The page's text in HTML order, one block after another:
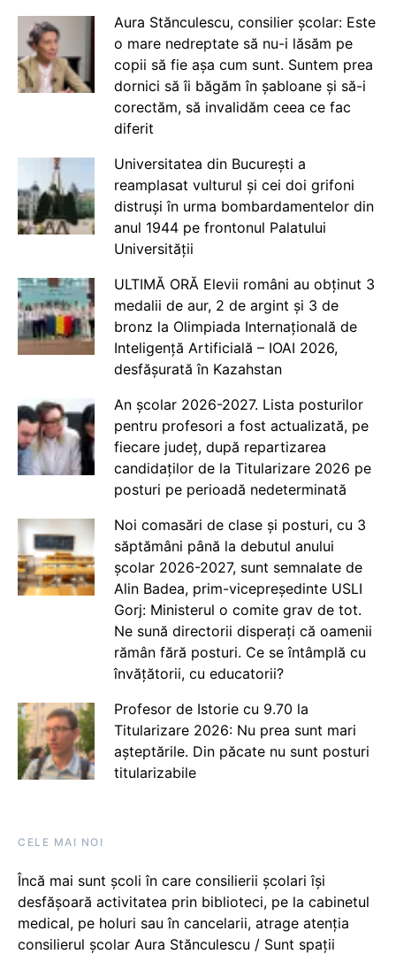
Aura Stănculescu, consilier școlar: Este
o mare nedreptate să nu-i lăsăm pe
copii să fie așa cum sunt. Suntem prea
dornici să îi băgăm în șabloane și să-i
corectăm, să invalidăm ceea ce fac
diferit
Universitatea din București a
reamplasat vulturul și cei doi grifoni
distruși în urma bombardamentelor din
anul 1944 pe frontonul Palatului
Universității
ULTIMĂ ORĂ Elevii români au obținut 3
medalii de aur, 2 de argint și 3 de
bronz la Olimpiada Internațională de
Inteligență Artificială – IOAI 2026,
desfășurată în Kazahstan
An școlar 2026-2027. Lista posturilor
pentru profesori a fost actualizată, pe
fiecare județ, după repartizarea
candidaților de la Titularizare 2026 pe
posturi pe perioadă nedeterminată
Noi comasări de clase și posturi, cu 3
săptămâni până la debutul anului
școlar 2026-2027, sunt semnalate de
Alin Badea, prim-vicepreședinte USLI
Gorj: Ministerul o comite grav de tot.
Ne sună directorii disperați că oamenii
rămân fără posturi. Ce se întâmplă cu
învățătorii, cu educatorii?
Profesor de Istorie cu 9.70 la
Titularizare 2026: Nu prea sunt mari
așteptările. Din păcate nu sunt posturi
titularizabile
CELE MAI NOI
Încă mai sunt școli în care consilierii școlari își
desfășoară activitatea prin biblioteci, pe la cabinetul
medical, pe holuri sau în cancelarii, atrage atenția
consilierul școlar Aura Stănculescu / Sunt spații